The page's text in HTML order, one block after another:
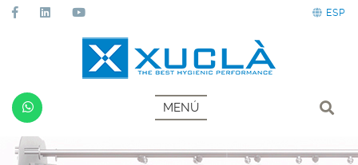
ESP
MENÚ